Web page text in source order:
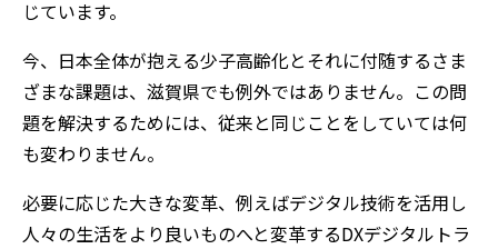
じています。
今、日本全体が抱える少子高齢化とそれに付随するさま
ざまな課題は、滋賀県でも例外ではありません。この問
題を解決するためには、従来と同じことをしていては何
も変わりません。
必要に応じた大きな変革、例えばデジタル技術を活用し
人々の生活をより良いものへと変革するDXデジタルトラ